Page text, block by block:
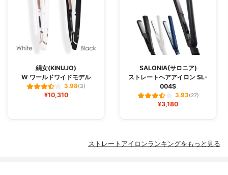
絹女(KINUJO)
W ワールドワイドモデル
3.98(3)
¥10,310
SALONIA(サロニア)
ストレートヘアアイロン SL-
004S
3.93(27)
¥3,180
ストレートアイロンランキングをもっと見る